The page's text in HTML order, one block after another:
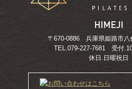
〒670-0886 兵庫県姫路市八
TEL.079-227-7681 受付
休日.日曜祝日